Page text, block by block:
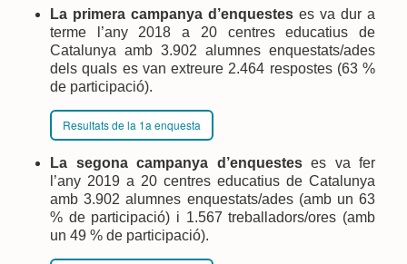
La primera campanya d’enquestes es va dur a
terme l’any 2018 a 20 centres educatius de
Catalunya amb 3.902 alumnes enquestats/ades
dels quals es van extreure 2.464 respostes (63 %
de participació).
Resultats de la 1a enquesta
La segona campanya d’enquestes es va fer
l’any 2019 a 20 centres educatius de Catalunya
amb 3.902 alumnes enquestats/ades (amb un 63
% de participació) i 1.567 treballadors/ores (amb
un 49 % de participació).